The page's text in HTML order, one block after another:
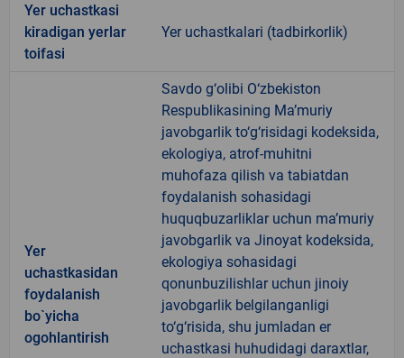
Yer uchastkasi
kiradigan yerlar
toifasi
Yer uchastkalari (tadbirkorlik)
Yer
uchastkasidan
foydalanish
bo`yicha
ogohlantirish
Savdo g‘olibi O‘zbekiston
Respublikasining Ma’muriy
javobgarlik to‘g‘risidagi kodeksida,
ekologiya, atrof-muhitni
muhofaza qilish va tabiatdan
foydalanish sohasidagi
huquqbuzarliklar uchun ma’muriy
javobgarlik va Jinoyat kodeksida,
ekologiya sohasidagi
qonunbuzilishlar uchun jinoiy
javobgarlik belgilanganligi
to‘g‘risida, shu jumladan er
uchastkasi huhudidagi daraxtlar,